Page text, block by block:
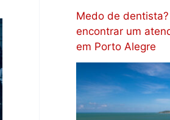
Medo de
encontrar um
em Porto Alegre